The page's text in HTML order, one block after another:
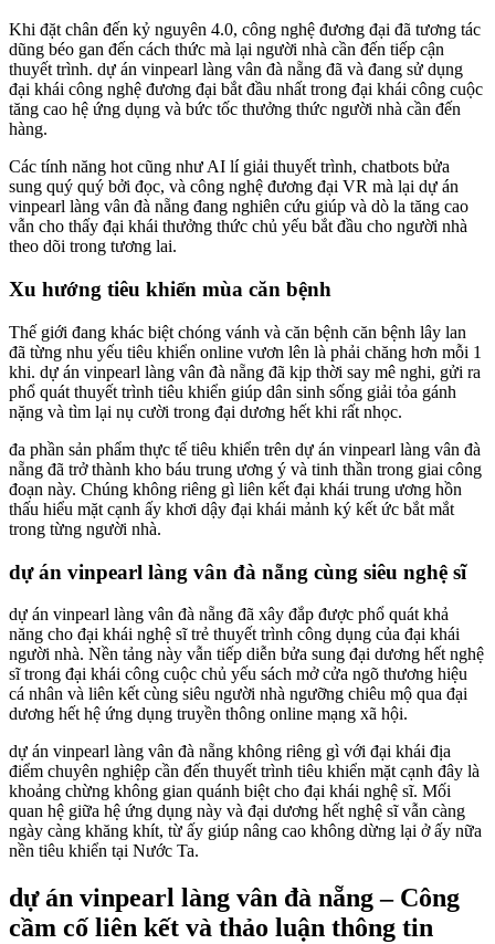
Khi đặt chân đến kỷ nguyên 4.0, công nghệ đương đại đã tương tác
dũng béo gan đến cách thức mà lại người nhà cần đến tiếp cận
thuyết trình. dự án vinpearl làng vân đà nẵng đã và đang sử dụng
đại khái công nghệ đương đại bắt đầu nhất trong đại khái công cuộc
tăng cao hệ ứng dụng và bức tốc thưởng thức người nhà cần đến
hàng.
Các tính năng hot cũng như AI lí giải thuyết trình, chatbots bửa
sung quý quý bởi đọc, và công nghệ đương đại VR mà lại dự án
vinpearl làng vân đà nẵng đang nghiên cứu giúp và dò la tăng cao
vẫn cho thấy đại khái thưởng thức chủ yếu bắt đầu cho người nhà
theo dõi trong tương lai.
Xu hướng tiêu khiển mùa căn bệnh
Thế giới đang khác biệt chóng vánh và căn bệnh căn bệnh lây lan
đã từng nhu yếu tiêu khiển online vươn lên là phải chăng hơn mỗi 1
khi. dự án vinpearl làng vân đà nẵng đã kịp thời say mê nghi, gửi ra
phổ quát thuyết trình tiêu khiển giúp dân sinh sống giải tỏa gánh
nặng và tìm lại nụ cười trong đại dương hết khi rất nhọc.
đa phần sản phẩm thực tế tiêu khiển trên dự án vinpearl làng vân đà
nẵng đã trở thành kho báu trung ương ý và tinh thần trong giai công
đoạn này. Chúng không riêng gì liên kết đại khái trung ương hồn
thấu hiểu mặt cạnh ấy khơi dậy đại khái mảnh ký kết ức bắt mắt
trong từng người nhà.
dự án vinpearl làng vân đà nẵng cùng siêu nghệ sĩ
dự án vinpearl làng vân đà nẵng đã xây đắp được phổ quát khả
năng cho đại khái nghệ sĩ trẻ thuyết trình công dụng của đại khái
người nhà. Nền tảng này vẫn tiếp diễn bửa sung đại dương hết nghệ
sĩ trong đại khái công cuộc chủ yếu sách mở cửa ngõ thương hiệu
cá nhân và liên kết cùng siêu người nhà ngưỡng chiêu mộ qua đại
dương hết hệ ứng dụng truyền thông online mạng xã hội.
dự án vinpearl làng vân đà nẵng không riêng gì với đại khái địa
điểm chuyên nghiệp cần đến thuyết trình tiêu khiển mặt cạnh đây là
khoảng chừng không gian quánh biệt cho đại khái nghệ sĩ. Mối
quan hệ giữa hệ ứng dụng này và đại dương hết nghệ sĩ vẫn càng
ngày càng khăng khít, từ ấy giúp nâng cao không dừng lại ở ấy nữa
nền tiêu khiển tại Nước Ta.
dự án vinpearl làng vân đà nẵng – Công
cầm cố liên kết và thảo luận thông tin